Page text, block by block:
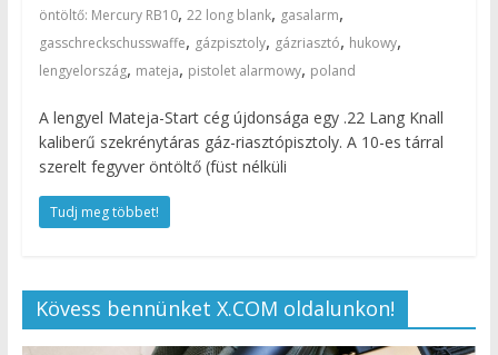
öntöltő: Mercury RB10, 22 long blank, gasalarm,
gasschreckschusswaffe, gázpisztoly, gázriasztó, hukowy,
lengyelország, mateja, pistolet alarmowy, poland
A lengyel Mateja-Start cég újdonsága egy .22 Lang Knall
kaliberű szekrénytáras gáz-riasztópisztoly. A 10-es tárral
szerelt fegyver öntöltő (füst nélküli
Tudj meg többet!
Kövess bennünket X.COM oldalunkon!